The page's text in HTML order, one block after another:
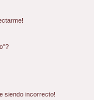
siendo incorrecto!